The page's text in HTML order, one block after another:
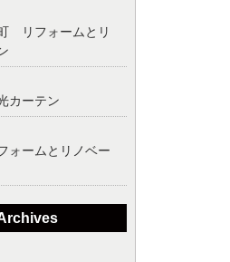
リフォームとリ
カーテン
ームとリノベー